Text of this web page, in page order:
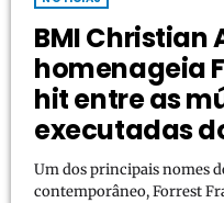
BMI Christian
homenageia
hit entre as
executadas
Um dos principais nomes
contemporâneo, Forrest